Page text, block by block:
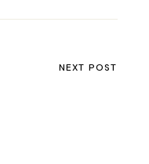
NEXT POST